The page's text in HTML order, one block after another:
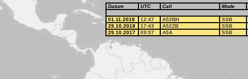
Datum UTC Call Mode
01.11.2018 12:47 A52BH SSB
29.10.2018
17:43 A52ZB SSB
29.10.2017
09:57 A5A SSB